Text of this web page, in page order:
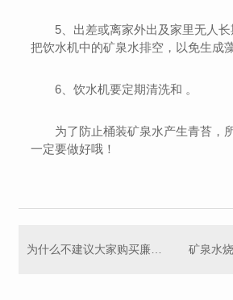
5、出差或离家外出及家里无人
把饮水机中的矿泉水排空，以免生成
6、饮水机要定期清洗和 。
为了防止桶装矿泉水产生青苔，
一定要做好哦！
为什么不建议大家购买廉价桶装水？